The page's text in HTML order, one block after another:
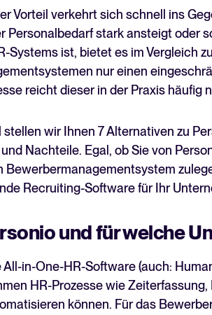
Vorteil verkehrt sich schnell ins
Personalbedarf stark ansteigt oder
Systems ist, bietet es im Vergleich
nur einen
reicht dieser in der Praxis häufig
stellen wir Ihnen 7 Alternativen zu
Nachteile. Egal, ob Sie von
Bewerbermanagementsystem
Recruiting-Software für Ihr
und für welche
All-in-One-HR-Software (auch:
HR-Prozesse wie
können. Für das